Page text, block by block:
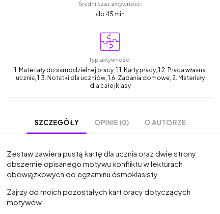
Średni czas aktywności
do 45 min
Typ aktywności
1. Materiały do samodzielnej pracy, 1.1. Karty pracy, 1.2. Praca własna
ucznia, 1.3. Notatki dla uczniów, 1.6. Zadania domowe, 2. Materiały
dla całej klasy
SZCZEGÓŁY OPINIE (0) O AUTORZE
Zestaw zawiera pustą kartę dla ucznia oraz dwie strony
obszernie opisanego motywu konfliktu w lekturach
obowiązkowych do egzaminu ósmoklasisty.
Zajrzy do moich pozostałych kart pracy dotyczących
motywów: